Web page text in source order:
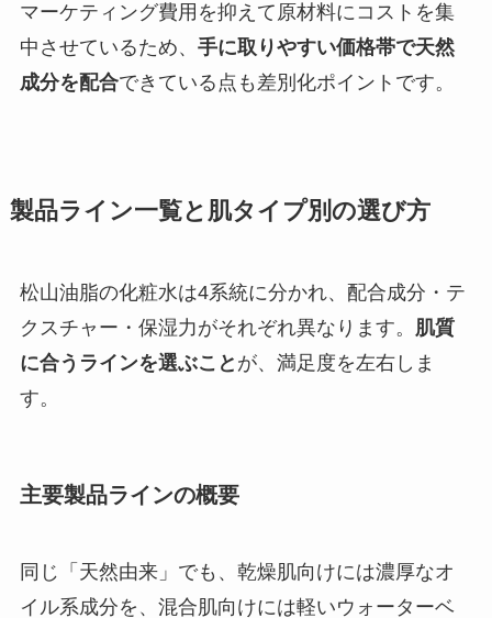
マーケティング費用を抑えて原材料にコストを集
中させているため、 手に取りやすい価格帯で天然
成分を配合できている点も差別化ポイントです。
製品ライン一覧と肌タイプ別の選び方
松山油脂の化粧水は4系統に分かれ、配合成分・テ
クスチャー・保湿力がそれぞれ異なります。 肌質
に合うラインを選ぶこと が、満足度を左右しま
す。
主要製品ラインの概要
同じ「天然由来」でも、乾燥肌向けには濃厚なオ
イル系成分を、混合肌向けには軽いウォーターベ